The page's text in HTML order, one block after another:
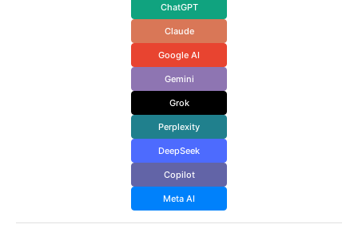
ChatGPT
Claude
Google AI
Gemini
Grok
Perplexity
DeepSeek
Copilot
Meta AI